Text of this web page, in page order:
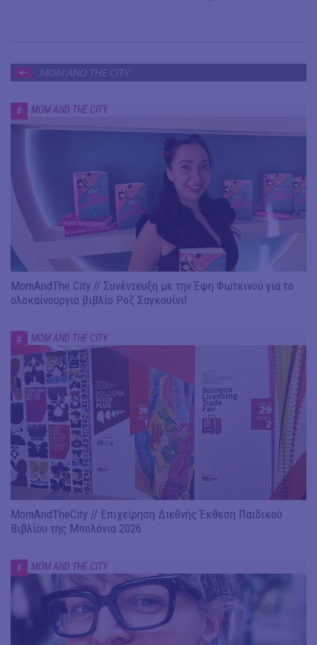
MOM AND THE CITY
# MOM AND THE CITY
MomAndThe City // Συνέντευξη με την Έφη Φωτεινού για το
ολοκαίνουργιο βιβλίο Ροζ Σαγκουίνι!
# MOM AND THE CITY
MomAndTheCity // Επιχείρηση Διεθνής Έκθεση Παιδικού
Βιβλίου της Μπολόνια 2026
# MOM AND THE CITY